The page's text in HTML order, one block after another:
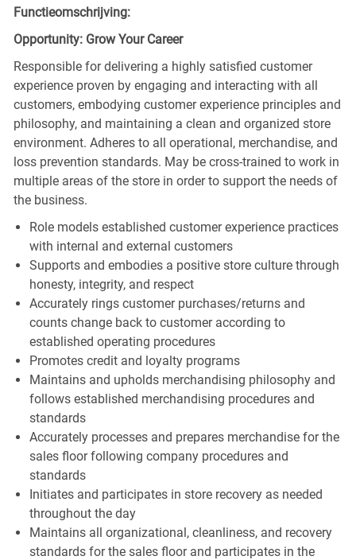
Functieomschrijving:
Opportunity: Grow Your Career
Responsible for delivering a highly satisfied customer
experience proven by engaging and interacting with all
customers, embodying customer experience principles and
philosophy, and maintaining a clean and organized store
environment. Adheres to all operational, merchandise, and
loss prevention standards. May be cross-trained to work in
multiple areas of the store in order to support the needs of
the business.
Role models established customer experience practices
with internal and external customers
Supports and embodies a positive store culture through
honesty, integrity, and respect
Accurately rings customer purchases/returns and
counts change back to customer according to
established operating procedures
Promotes credit and loyalty programs
Maintains and upholds merchandising philosophy and
follows established merchandising procedures and
standards
Accurately processes and prepares merchandise for the
sales floor following company procedures and
standards
Initiates and participates in store recovery as needed
throughout the day
Maintains all organizational, cleanliness, and recovery
standards for the sales floor and participates in the